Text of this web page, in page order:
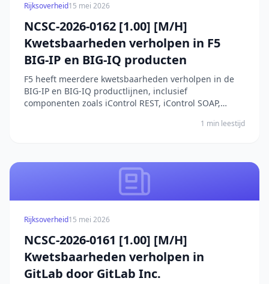
Rijksoverheid15 mei 2026
NCSC-2026-0162 [1.00] [M/H]
Kwetsbaarheden verholpen in F5
BIG-IP en BIG-IQ producten
F5 heeft meerdere kwetsbaarheden verholpen in de
BIG-IP en BIG-IQ productlijnen, inclusief
componenten zoals iControl REST, iControl SOAP,
Configuration utility, Advanced WAF, ASM, PEM, DNS,
1 min leestijd
Rijksoverheid15 mei 2026
NCSC-2026-0161 [1.00] [M/H]
Kwetsbaarheden verholpen in
GitLab door GitLab Inc.